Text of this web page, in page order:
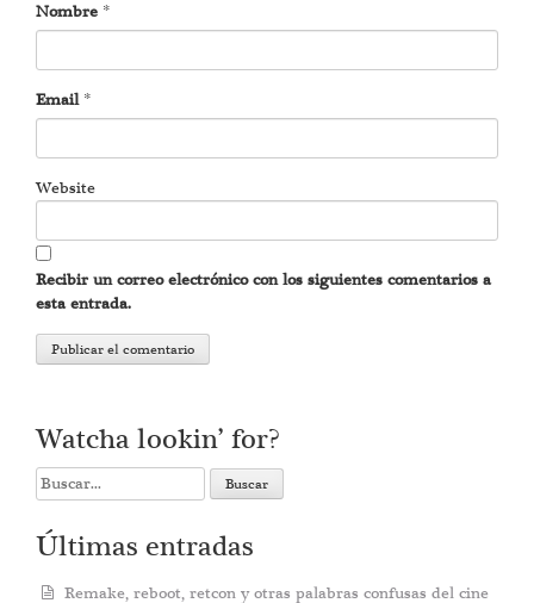
Nombre *
Email *
Website
Recibir un correo electrónico con los siguientes comentarios a
esta entrada.
Watcha lookin’ for?
Search
for:
Últimas entradas
Remake, reboot, retcon y otras palabras confusas del cine